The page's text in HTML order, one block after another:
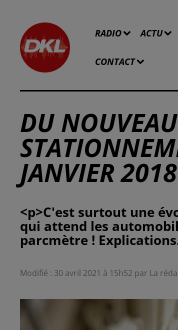
RADIO ACTU
CONTACT
DU
JANVIER
<p>C'est surtout une
qui attend les
Modifié : 30 avril 2021 à 15h52 par La